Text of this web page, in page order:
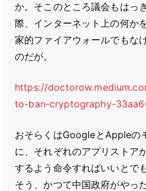
か。そこのところ議会もはっ
際、インターネット上の何か
家的ファイアウォールでもな
のだが。
https://
to-ban-cryptography-
おそらくはGoogleとAppleの
に、それぞれのアプリストア
するよう命令すればいいとで
そう、かつて中国政府がやっ